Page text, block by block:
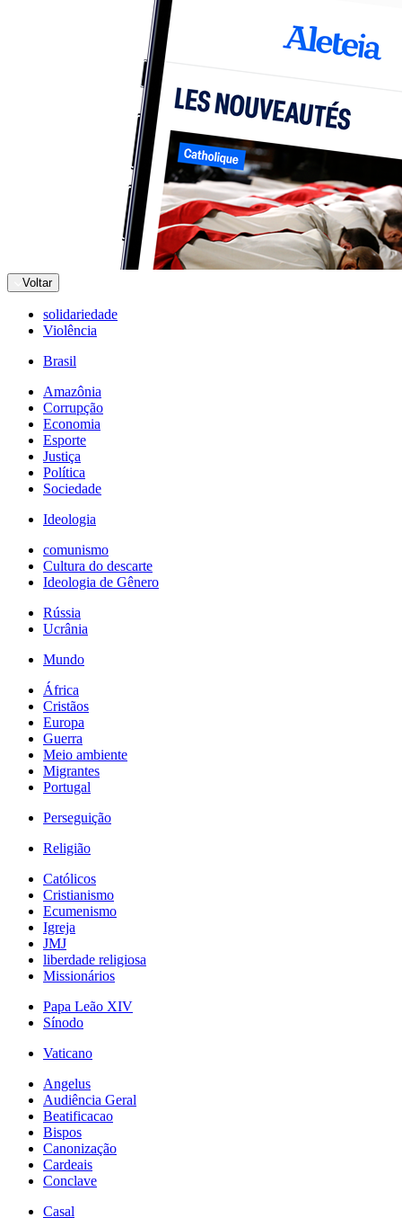
Voltar
solidariedade
Violência
Brasil
Amazônia
Corrupção
Economia
Esporte
Justiça
Política
Sociedade
Ideologia
comunismo
Cultura do descarte
Ideologia de Gênero
Rússia
Ucrânia
Mundo
África
Cristãos
Europa
Guerra
Meio ambiente
Migrantes
Portugal
Perseguição
Religião
Católicos
Cristianismo
Ecumenismo
Igreja
JMJ
liberdade religiosa
Missionários
Papa Leão XIV
Sínodo
Vaticano
Angelus
Audiência Geral
Beatificacao
Bispos
Canonização
Cardeais
Conclave
Casal